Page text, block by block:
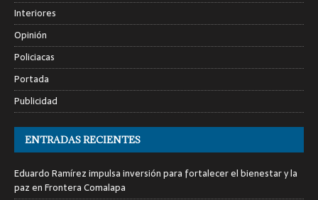
Interiores
Opinión
Policiacas
Portada
Publicidad
ENTRADAS RECIENTES
Eduardo Ramírez impulsa inversión para fortalecer el bienestar y la
paz en Frontera Comalapa